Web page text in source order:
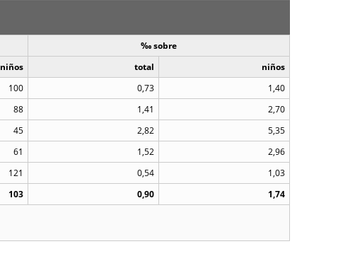
‰ sobre
niños total
niños
100 0,73
1,40
88 1,41
2,70
45 2,82
5,35
61 1,52
2,96
121 0,54
1,03
103 0,90
1,74